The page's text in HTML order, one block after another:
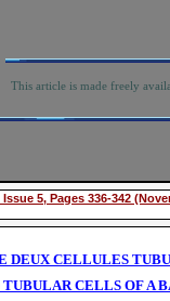
5, Pages 336-342
This article is made freely
CELLULES
CELLS OF A